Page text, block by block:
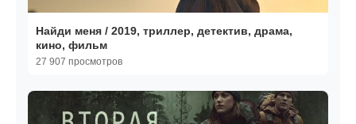
Найди меня / 2019, триллер, детектив, драма,
кино, фильм
27 907 просмотров